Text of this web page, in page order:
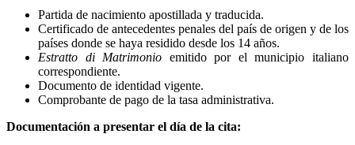
Partida de nacimiento apostillada y traducida.
Certificado de antecedentes penales del país de origen y de los
países donde se haya residido desde los 14 años.
Estratto di Matrimonio emitido por el municipio italiano
correspondiente.
Documento de identidad vigente.
Comprobante de pago de la tasa administrativa.
Documentación a presentar el día de la cita: